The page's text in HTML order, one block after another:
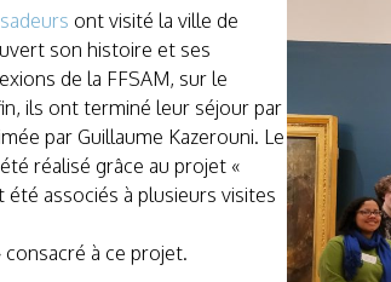
ont visité la ville de
son histoire et ses
de la FFSAM, sur le
ils ont terminé leur séjour par
par Guillaume Kazerouni. Le
réalisé grâce au projet «
été associés à plusieurs visites
consacré à ce projet.